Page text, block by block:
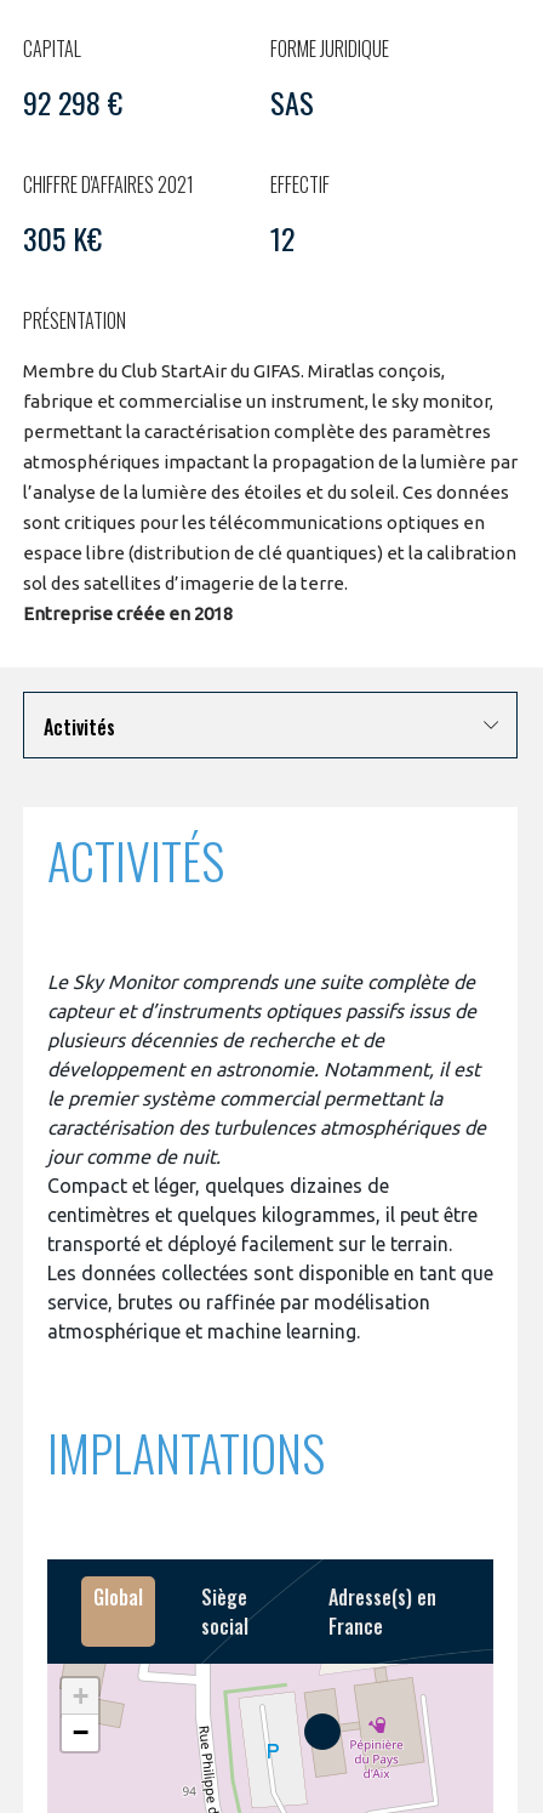
PRÉSENTATION
NOTRE VISION
NOS MISSIONS
NOTRE HISTOIRE
ORGANISATION
NOS RÉSEAUX À L'INTERNATIONAL
COMITÉ AERO PME
STARTAIR
COMMISSIONS ET COMITÉS
ACCOMPAGNEMENT DE NOS ADHÉRENTS
LES PROGRAMMES DU GIFAS
UN ÉCOSYSTÈME INTÉGRÉ ET COHÉRENT
POURQUOI DEVENIR MEMBRE ?
LA MÉDIATION
LA MÉDIATION DANS LA FILIÈRE AÉRONAUTIQUE ET SPATIALE
LE MÉDIATEUR DE LA FILIÈRE AÉRONAUTIQUE ET SPATIALE
LE SALON DU BOURGET
L'OBSERVATOIRE
CHIFFRES CLÉS
COMPÉTITIVITÉ
ENVIRONNEMENT
INNOVATION
INTERNATIONALISATION
LES PUBLICATIONS
RAPPORTS D'ACTIVITÉS
CAPITAL
92 298 €
FORME JURIDIQUE
SAS
CHIFFRE D'AFFAIRES 2021
305 K€
EFFECTIF
12
PRÉSENTATION
Membre du Club StartAir du GIFAS. Miratlas conçois,
fabrique et commercialise un instrument, le sky monitor,
permettant la caractérisation complète des paramètres
atmosphériques impactant la propagation de la lumière par
l’analyse de la lumière des étoiles et du soleil. Ces données
sont critiques pour les télécommunications optiques en
espace libre (distribution de clé quantiques) et la calibration
sol des satellites d’imagerie de la terre.
Entreprise créée en 2018
Activités
ACTIVITÉS
Le Sky Monitor comprends une suite complète de
capteur et d’instruments optiques passifs issus de
plusieurs décennies de recherche et de
développement en astronomie. Notamment, il est
le premier système commercial permettant la
caractérisation des turbulences atmosphériques de
jour comme de nuit.
Compact et léger, quelques dizaines de
centimètres et quelques kilogrammes, il peut être
transporté et déployé facilement sur le terrain.
Les données collectées sont disponible en tant que
service, brutes ou raffinée par modélisation
atmosphérique et machine learning.
IMPLANTATIONS
Global
Siège
social
Adresse(s) en
France
+
−
Rejoignez une filière d’excellence et développez
votre réseau au sein d’un écosystème intégré et
cohérent
Découvrez les avantages d'adhérer au GIFAS.
Rencontres, salons, données sectorielles,
programmes ...
DEMANDE D’ADHÉSION